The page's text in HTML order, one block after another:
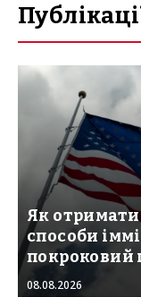
Як
способи
покроковий
08.08.2026